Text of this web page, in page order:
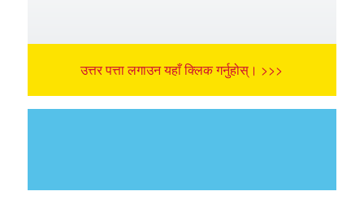
उत्तर पत्ता लगाउन यहाँ क्लिक गर्नुहोस्। >>>